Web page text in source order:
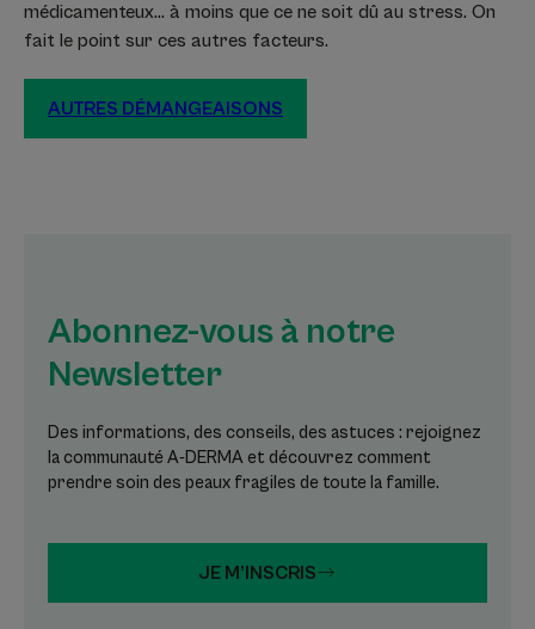
médicamenteux… à moins que ce ne soit dû au stress. On
fait le point sur ces autres facteurs.
AUTRES DÉMANGEAISONS
Abonnez-vous à notre
Newsletter
Des informations, des conseils, des astuces : rejoignez
la communauté A-DERMA et découvrez comment
prendre soin des peaux fragiles de toute la famille.
JE M’INSCRIS